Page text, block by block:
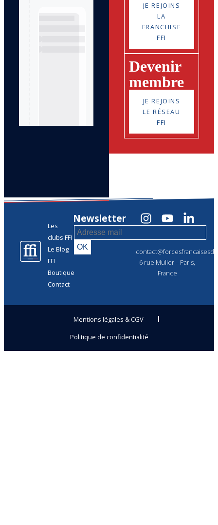
JE REJOINS
LA
FRANCHISE
FFI
Devenir
membre
JE REJOINS
LE RÉSEAU
FFI
Les
clubs FFI
Le Blog
FFI
Boutique
Contact
6 rue Muller – Paris,
France
Newsletter
Mentions légales & CGV
Politique de confidentialité